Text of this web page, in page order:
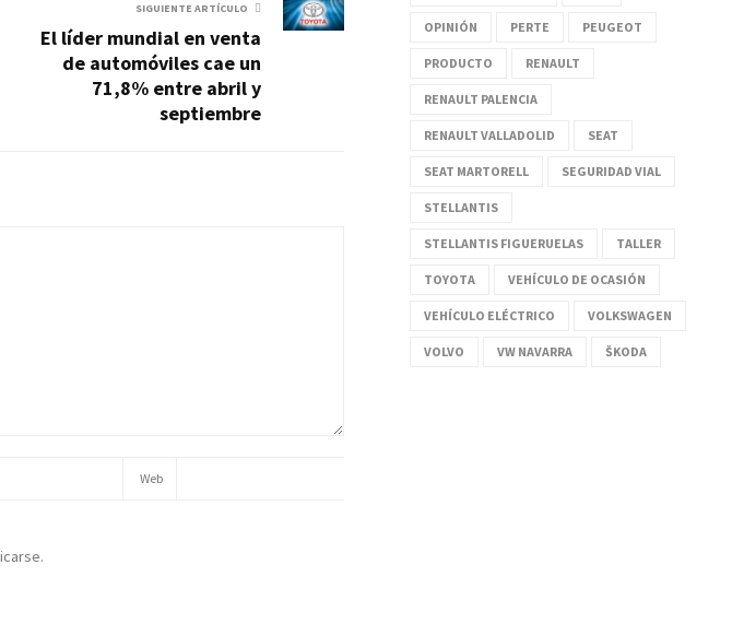
SIGUIENTE ARTÍCULO
El líder mundial en venta
de automóviles cae un
71,8% entre abril y
septiembre
OPINIÓN PERTE PEUGEOT
PRODUCTO RENAULT
RENAULT PALENCIA
RENAULT VALLADOLID SEAT
SEAT MARTORELL SEGURIDAD VIAL
STELLANTIS
STELLANTIS FIGUERUELAS TALLER
TOYOTA VEHÍCULO DE OCASIÓN
VEHÍCULO ELÉCTRICO VOLKSWAGEN
VOLVO VW NAVARRA ŠKODA